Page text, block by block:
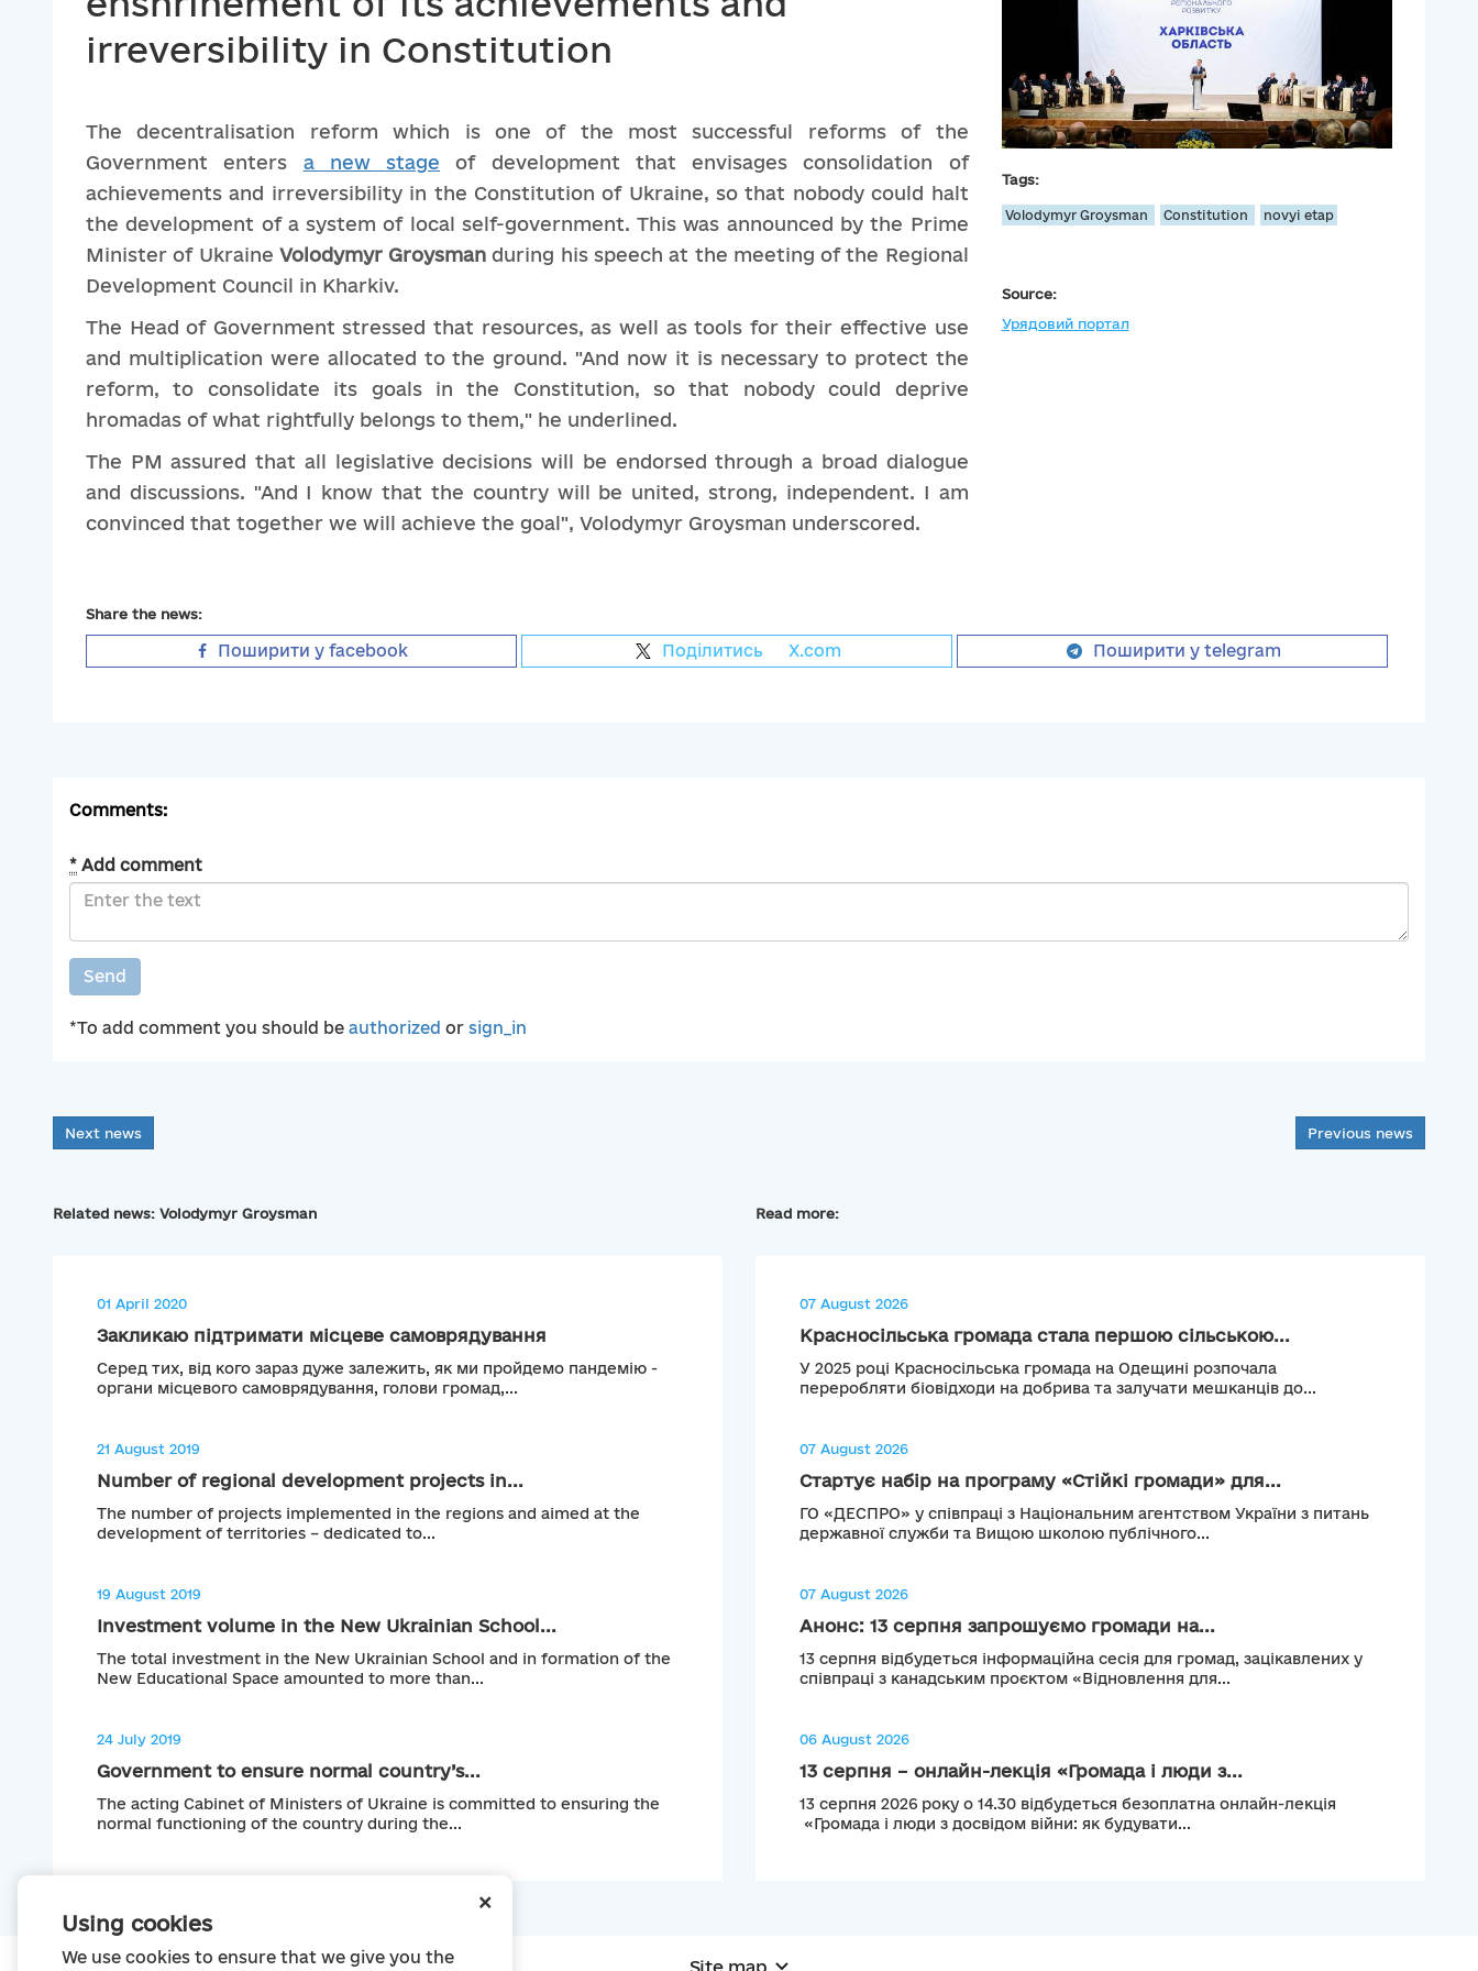
+
Using cookies
We use cookies to ensure that we give you the
irreversibility in Constitution
The decentralisation reform which is one of the most successful reforms of the
Government enters a new stage of development that envisages consolidation of
achievements and irreversibility in the Constitution of Ukraine, so that nobody could halt
the development of a system of local self-government. This was announced by the Prime
Minister of Ukraine Volodymyr Groysman during his speech at the meeting of the Regional
Development Council in Kharkiv.
The Head of Government stressed that resources, as well as tools for their effective use
and multiplication were allocated to the ground. "And now it is necessary to protect the
reform, to consolidate its goals in the Constitution, so that nobody could deprive
hromadas of what rightfully belongs to them," he underlined.
The PM assured that all legislative decisions will be endorsed through a broad dialogue
and discussions. "And I know that the country will be united, strong, independent. I am
convinced that together we will achieve the goal", Volodymyr Groysman underscored.
Tags:
Volodymyr Groysman Constitution novyi etap
Source:
Урядовий портал
Share the news:
Поширити у facebook Поділитись X.com Поширити у telegram
Comments:
* Add comment
Send
*To add comment you should be authorized or sign_in
Next news Previous news
Related news: Volodymyr Groysman
01 April 2020
Закликаю підтримати місцеве самоврядування
Серед тих, від кого зараз дуже залежить, як ми пройдемо пандемію -
органи місцевого самоврядування, голови громад,...
21 August 2019
Number of regional development projects in...
The number of projects implemented in the regions and aimed at the
development of territories – dedicated to...
19 August 2019
Investment volume in the New Ukrainian School...
The total investment in the New Ukrainian School and in formation of the
New Educational Space amounted to more than...
24 July 2019
Government to ensure normal country’s...
The acting Cabinet of Ministers of Ukraine is committed to ensuring the
normal functioning of the country during the...
Read more:
07 August 2026
Красносільська громада стала першою сільською...
У 2025 році Красносільська громада на Одещині розпочала
переробляти біовідходи на добрива та залучати мешканців до...
07 August 2026
Стартує набір на програму «Стійкі громади» для...
ГО «ДЕСПРО» у співпраці з Національним агентством України з питань
державної служби та Вищою школою публічного...
07 August 2026
Анонс: 13 серпня запрошуємо громади на...
13 серпня відбудеться інформаційна сесія для громад, зацікавлених у
співпраці з канадським проєктом «Відновлення для...
06 August 2026
13 серпня – онлайн-лекція «Громада і люди з...
13 серпня 2026 року о 14.30 відбудеться безоплатна онлайн-лекція
«Громада і люди з досвідом війни: як будувати...
Site map